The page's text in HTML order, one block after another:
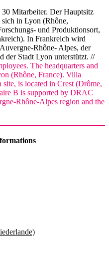
Mitarbeiter. Der Hauptsitz
in Lyon (Rhône,
und Produktionsort,
In Frankreich wird
Rhône- Alpes, der
der Stadt Lyon unterstützt. //
The headquarters and
(Rhône, France). Villa
site, is located in Crest (Drôme,
B is supported by DRAC
Rhône-Alpes region and the